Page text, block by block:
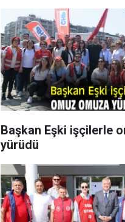
Başkan Eşki işçilerle
yürüdü